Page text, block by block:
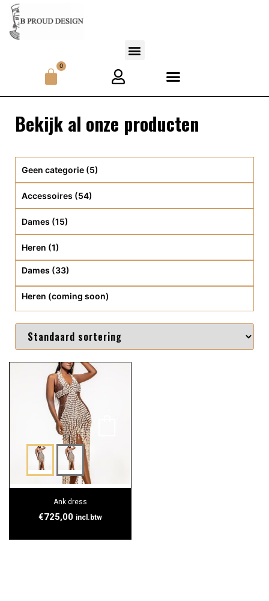
0
Bekijk al onze producten
Geen categorie (5)
Accessoires (54)
Dames (15)
Heren (1)
Dames (33)
Heren (coming soon)
Ank dress
€725,00 incl.btw